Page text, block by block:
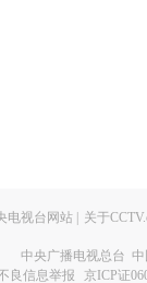
电视台网站 关于
中央广播电视总台
良信息举报
京ICP证